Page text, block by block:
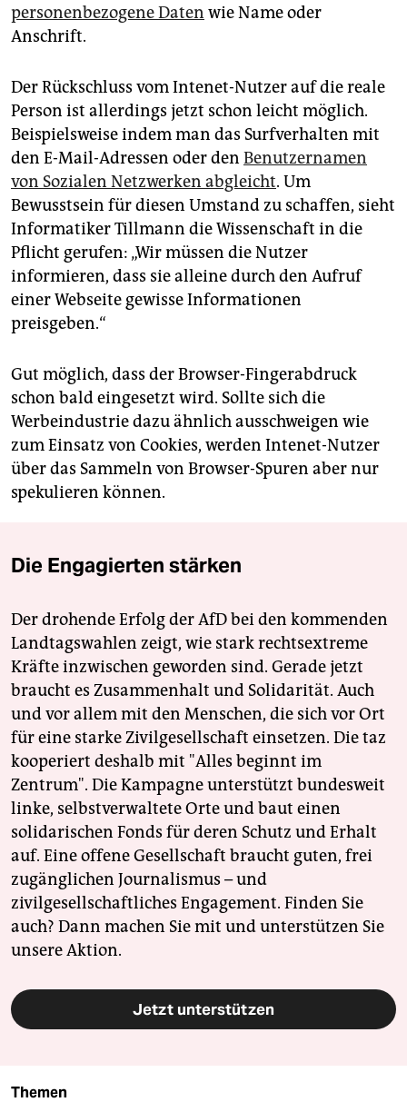
personenbezogene Daten wie Name oder
Anschrift.
Der Rückschluss vom Intenet-Nutzer auf die reale
Person ist allerdings jetzt schon leicht möglich.
Beispielsweise indem man das Surfverhalten mit
den E-Mail-Adressen oder den Benutzernamen
von Sozialen Netzwerken abgleicht. Um
Bewusstsein für diesen Umstand zu schaffen, sieht
Informatiker Tillmann die Wissenschaft in die
Pflicht gerufen: „Wir müssen die Nutzer
informieren, dass sie alleine durch den Aufruf
einer Webseite gewisse Informationen
preisgeben.“
Gut möglich, dass der Browser-Fingerabdruck
schon bald eingesetzt wird. Sollte sich die
Werbeindustrie dazu ähnlich ausschweigen wie
zum Einsatz von Cookies, werden Intenet-Nutzer
über das Sammeln von Browser-Spuren aber nur
spekulieren können.
Die Engagierten stärken
Der drohende Erfolg der AfD bei den kommenden
Landtagswahlen zeigt, wie stark rechtsextreme
Kräfte inzwischen geworden sind. Gerade jetzt
braucht es Zusammenhalt und Solidarität. Auch
und vor allem mit den Menschen, die sich vor Ort
für eine starke Zivilgesellschaft einsetzen. Die taz
kooperiert deshalb mit "Alles beginnt im
Zentrum". Die Kampagne unterstützt bundesweit
linke, selbstverwaltete Orte und baut einen
solidarischen Fonds für deren Schutz und Erhalt
auf. Eine offene Gesellschaft braucht guten, frei
zugänglichen Journalismus – und
zivilgesellschaftliches Engagement. Finden Sie
auch? Dann machen Sie mit und unterstützen Sie
unsere Aktion.
Jetzt unterstützen
Themen